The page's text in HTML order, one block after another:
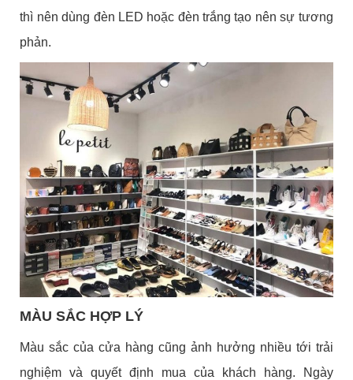
thì nên dùng đèn LED hoặc đèn trắng tạo nên sự tương
phản.
MÀU SẮC HỢP LÝ
Màu sắc của cửa hàng cũng ảnh hưởng nhiều tới trải
nghiệm và quyết định mua của khách hàng. Ngày